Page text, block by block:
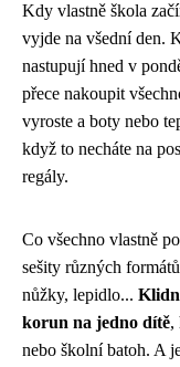
Kdy vlastně škola
vyjde na všední den.
nastupují hned v
přece nakoupit
vyroste a boty nebo
když to necháte na
regály.
Co všechno vlastně
sešity různých
nůžky, lepidlo...
korun na jedno dítě,
nebo školní batoh. A